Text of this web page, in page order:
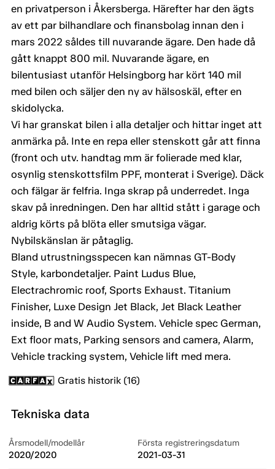
en privatperson i Åkersberga. Härefter har den ägts
av ett par bilhandlare och finansbolag innan den i
mars 2022 såldes till nuvarande ägare. Den hade då
gått knappt 800 mil. Nuvarande ägare, en
bilentusiast utanför Helsingborg har kört 140 mil
med bilen och säljer den ny av hälsoskäl, efter en
skidolycka.
Vi har granskat bilen i alla detaljer och hittar inget att
anmärka på. Inte en repa eller stenskott går att finna
(front och utv. handtag mm är folierade med klar,
osynlig stenskottsfilm PPF, monterat i Sverige). Däck
och fälgar är felfria. Inga skrap på underredet. Inga
skav på inredningen. Den har alltid stått i garage och
aldrig körts på blöta eller smutsiga vägar.
Nybilskänslan är påtaglig.
Bland utrustningsspecen kan nämnas GT-Body
Style, karbondetaljer. Paint Ludus Blue,
Electrachromic roof, Sports Exhaust. Titanium
Finisher, Luxe Design Jet Black, Jet Black Leather
inside, B and W Audio System. Vehicle spec German,
Ext floor mats, Parking sensors and camera, Alarm,
Vehicle tracking system, Vehicle lift med mera.
Gratis historik (16)
Tekniska data
Årsmodell/modellår
2020/2020
Första registreringsdatum
2021-03-31